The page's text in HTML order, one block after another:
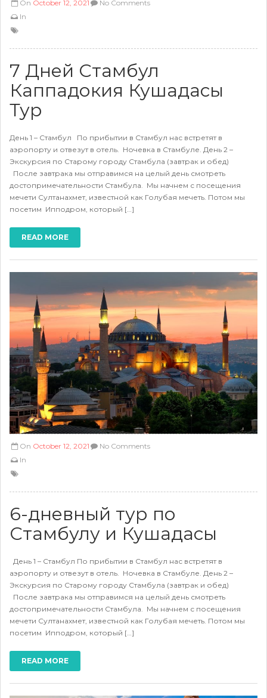
On October 12, 2021
In
No Comments
7 Дней Стамбул
Каппадокия Кушадасы
Тур
День 1 – Стамбул По прибытии в Стамбул нас встретят в
аэропорту и отвезут в отель. Ночевка в Стамбуле. День 2 –
Экскурсия по Старому городу Стамбула (завтрак и обед)
После завтрака мы отправимся на целый день смотреть
достопримечательности Стамбула. Мы начнем с посещения
мечети Султанахмет, известной как Голубая мечеть. Потом мы
посетим Ипподром, который […]
READ MORE
On October 12, 2021
In
No Comments
6-дневный тур по
Стамбулу и Кушадасы
День 1 – Стамбул По прибытии в Стамбул нас встретят в
аэропорту и отвезут в отель. Ночевка в Стамбуле. День 2 –
Экскурсия по Старому городу Стамбула (завтрак и обед)
После завтрака мы отправимся на целый день смотреть
достопримечательности Стамбула. Мы начнем с посещения
мечети Султанахмет, известной как Голубая мечеть. Потом мы
посетим Ипподром, который […]
READ MORE